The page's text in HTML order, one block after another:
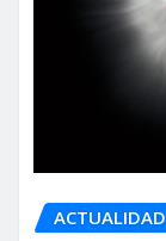
ACTUALIDAD